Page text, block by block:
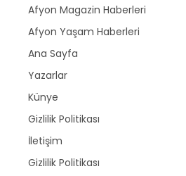
Afyon Magazin Haberleri
Afyon Yaşam Haberleri
Ana Sayfa
Yazarlar
Künye
Gizlilik Politikası
İletişim
Gizlilik Politikası